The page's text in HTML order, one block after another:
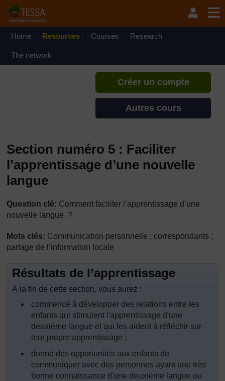
Home Resources Courses Research
The network
Si vous créez un compte, vous
pouvez établir un profil
Créer un compte
Autres cours
Section numéro 5 : Faciliter
l’apprentissage d’une nouvelle
langue
Question clé: Comment faciliter l’apprentissage d’une
nouvelle langue ?
Mots clés: Communication personnelle ; correspondants ;
partage de l’information locale
Résultats de l’apprentissage
À la fin de cette section, vous aurez :
commencé à développer des relations entre les
enfants qui stimulent l'apprentissage d'une
deuxième langue et qui les aident à réfléchir sur
leur propre apprentissage ;
donné des opportunités aux enfants de
communiquer avec des personnes ayant une très
bonne connaissance d'une deuxième langue ou